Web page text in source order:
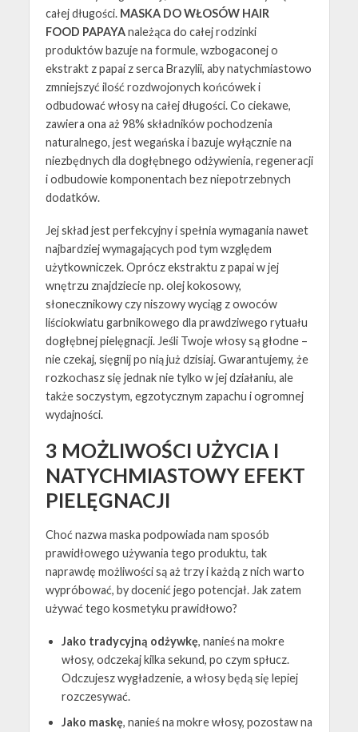
całej długości. MASKA DO WŁOSÓW HAIR
FOOD PAPAYAnależąca do całej rodzinki
produktów bazuje na formule, wzbogaconej o
ekstrakt z papai z serca Brazylii, aby natychmiastowo
zmniejszyć ilość rozdwojonych końcówek i
odbudować włosy na całej długości. Co ciekawe,
zawiera ona aż 98% składników pochodzenia
naturalnego, jest wegańska i bazuje wyłącznie na
niezbędnych dla dogłębnego odżywienia, regeneracji
i odbudowie komponentach bez niepotrzebnych
dodatków.
Jej skład jest perfekcyjny i spełnia wymagania nawet
najbardziej wymagających pod tym względem
użytkowniczek. Oprócz ekstraktu z papai w jej
wnętrzu znajdziecie np. olej kokosowy,
słonecznikowy czy niszowy wyciąg z owoców
liściokwiatu garbnikowego dla prawdziwego rytuału
dogłębnej pielęgnacji. Jeśli Twoje włosy są głodne –
nie czekaj, sięgnij po nią już dzisiaj. Gwarantujemy, że
rozkochasz się jednak nie tylko w jej działaniu, ale
także soczystym, egzotycznym zapachu i ogromnej
wydajności.
3 MOŻLIWOŚCI UŻYCIA I
NATYCHMIASTOWY EFEKT
PIELĘGNACJI
Choć nazwa maska podpowiada nam sposób
prawidłowego używania tego produktu, tak
naprawdę możliwości są aż trzy i każdą z nich warto
wypróbować, by docenić jego potencjał. Jak zatem
używać tego kosmetyku prawidłowo?
Jako tradycyjną odżywkę, nanieś na mokre
włosy, odczekaj kilka sekund, po czym spłucz.
Odczujesz wygładzenie, a włosy będą się lepiej
rozczesywać.
Jako maskę, nanieś na mokre włosy, pozostaw na